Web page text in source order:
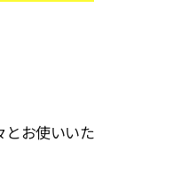
とお使いいた